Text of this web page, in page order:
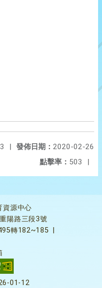
發佈日期： 2020-02-26
|
點擊率： 503 |
資源中心
陽路三段3號
轉182~185
01-12